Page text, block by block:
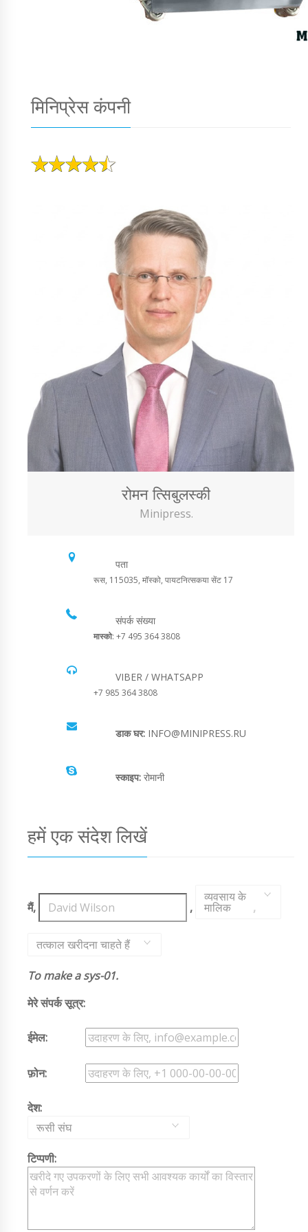
मिनिप्रेस कंपनी
रोमन त्सिबुलस्की
Minipress.
पता
रूस, 115035, मॉस्को, पायटनित्सकया सेंट 17
संपर्क संख्या
मास्को: +7 495 364 3808
VIBER / WHATSAPP
+7 985 364 3808
डाक घर: INFO@MINIPRESS.RU
स्काइप: रोमानी
हमें एक संदेश लिखें
मैं, ,
व्यवसाय के
मालिक ,
तत्काल खरीदना चाहते हैं
To make a sys-01.
मेरे संपर्क सूत्र:
ईमेल:
फ़ोन:
देश:
रूसी संघ
टिप्पणी: